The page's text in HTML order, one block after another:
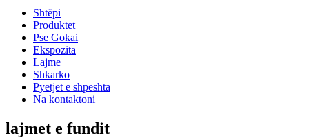
Shtëpi
Produktet
Pse Gokai
Ekspozita
Lajme
Shkarko
Pyetjet e shpeshta
Na kontaktoni
lajmet e fundit